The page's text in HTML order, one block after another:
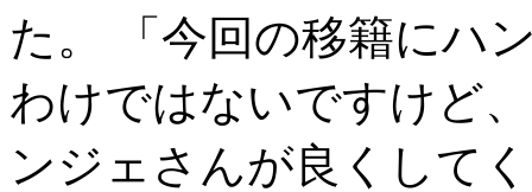
た。 「今回の移籍にハ
わけではないですけど
ンジェさんが良くして